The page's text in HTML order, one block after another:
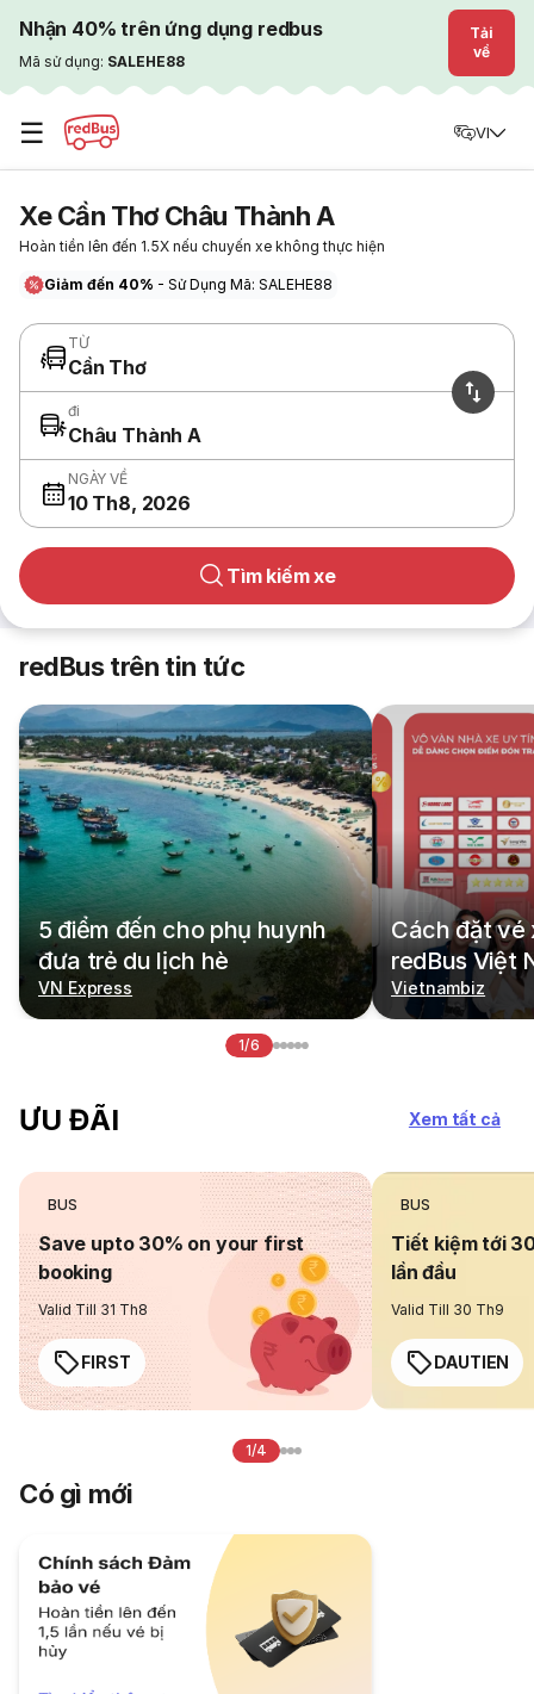
Nhận 40% trên ứng dụng redbus
Mã sử dụng: SALEHE88
Tải
về
☰ VI
Xe Cần Thơ Châu Thành A
Hoàn tiền lên đến 1.5X nếu chuyến xe không thực hiện
Giảm đến 40% - Sử Dụng Mã: SALEHE88
TỪ
Cần Thơ
đi
Châu Thành A
NGÀY VỀ
10 Th8, 2026
Tìm kiếm xe
redBus trên tin tức
5 điểm đến cho phụ huynh
đưa trẻ du lịch hè
VN Express
Cách đặt vé
redBus Việt
Vietnambiz
1/6
ƯU ĐÃI Xem tất cả
BUS
Save upto 30% on your first
booking
Valid Till 31 Th8
FIRST
BUS
Tiết kiệm tới
lần đầu
Valid Till 30 Th9
DAUTIEN
1/4
Có gì mới